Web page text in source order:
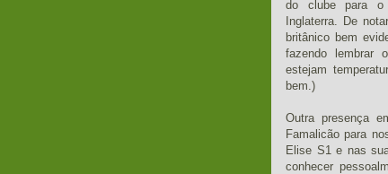
do clube para o
Inglaterra. De
britânico bem
fazendo lembrar
estejam
bem.)
Outra presença
Famalicão para
Elise S1 e nas
conhecer